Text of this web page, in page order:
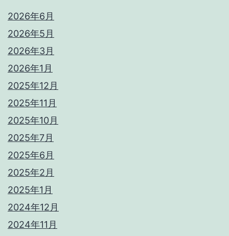
2026年6月
2026年5月
2026年3月
2026年1月
2025年12月
2025年11月
2025年10月
2025年7月
2025年6月
2025年2月
2025年1月
2024年12月
2024年11月